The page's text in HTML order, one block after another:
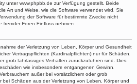
unter www.phpbb.de zur Verfügung gestellt. Beide
Art und Weise, wie die Software verwendet wird. Sie
der Software für bestimmte Zwecke nicht
Foren Einfluss nehmen.
der Verletzung von Leben, Körper und Gesundheit
Vertragspflichten (Kardinalpflichten) nur für Schäden,
grob fahrlässiges Verhalten zurückzuführen sind. Dies
wie insbesondere entgangenen Gewinn.
außer bei vorsätzlichem oder grob
bei Schäden aus der Verletzung von Leben, Körper und